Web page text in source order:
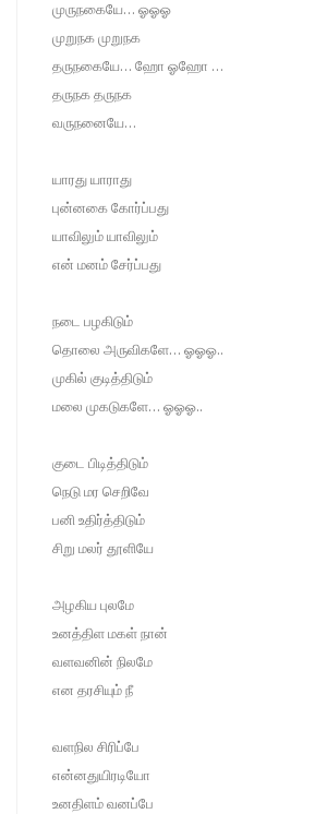
முருநகையே… ஓஓஓ
முறுநக முறுநக
தருநகையே… ஹோ ஓஹோ …
தருநக தருநக
வருநனையே…
யாரது யாராது
புன்னகை கோர்ப்பது
யாவிலும் யாவிலும்
என் மனம் சேர்ப்பது
நடை பழகிடும்
தொலை அருவிகளே… ஓஓஓ..
முகில் குடித்திடும்
மலை முகடுகளே… ஓஓஓ..
குடை பிடித்திடும்
நெடு மர செறிவே
பனி உதிர்த்திடும்
சிறு மலர் தூளியே
அழகிய புலமே
உனத்திள மகள் நான்
வளவனின் நிலமே
என தரசியும் நீ
வளநில சிரிப்பே
என்னதுயிரடியோ
உனதிளம் வனப்பே